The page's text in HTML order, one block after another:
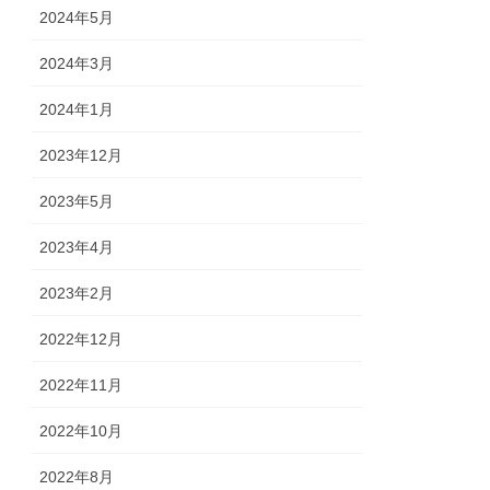
2024年5月
2024年3月
2024年1月
2023年12月
2023年5月
2023年4月
2023年2月
2022年12月
2022年11月
2022年10月
2022年8月